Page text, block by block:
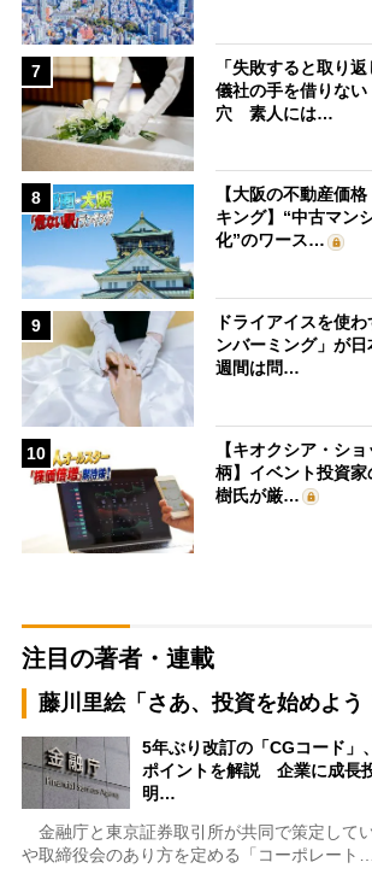
7
「失敗すると取り
儀社の手を借りな
穴 素人には…
8
【大阪の不動産価
キング】“中古マン
化”のワース…
9
ドライアイスを使
ンバーミング」が
週間は問…
10
【キオクシア・シ
柄】イベント投資
樹氏が厳…
注目の著者・連載
藤川里絵「さあ、投資を始めよう
5年ぶり改訂の「CGコード」
ポイントを解説 企業に成長
明…
金融庁と東京証券取引所が共同で策定して
や取締役会のあり方を定める「コーポレート…